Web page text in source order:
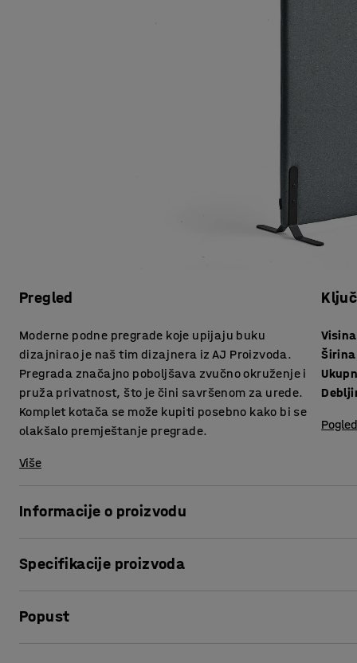
Pregled
Moderne podne pregrade koje upijaju buku
dizajnirao je naš tim dizajnera iz AJ Proizvoda.
Pregrada značajno poboljšava zvučno okruženje i
pruža privatnost, što je čini savršenom za urede.
Komplet kotača se može kupiti posebno kako bi se
olakšalo premještanje pregrade.
Više
Visina
Širina
Informacije o proizvodu
odlične za stvaranje privatnih, tiših radnih mjesta u
posebno.
Specifikacije proizvoda
Širina: 1000
Popust